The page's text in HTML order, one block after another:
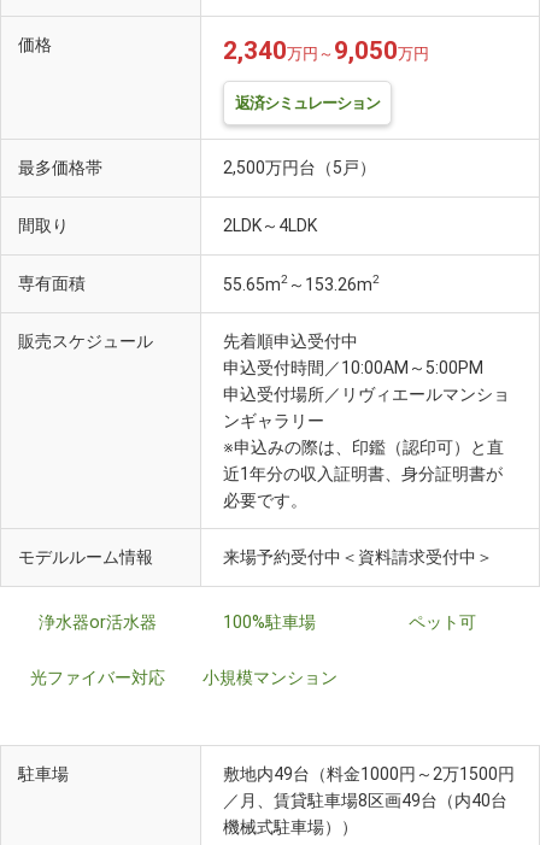
価格 2,340万円～ 9,050万円
返済シミュレーション
最多価格帯 2,500万円台（5戸）
間取り 2LDK～4LDK
専有面積 55.65m2 ～153.26m2
販売スケジュール
先着順申込受付中
申込受付時間／10:00AM～5:00PM
申込受付場所／リヴィエールマンショ
ンギャラリー
※申込みの際は、印鑑（認印可）と直
近1年分の収入証明書、身分証明書が
必要です。
モデルルーム情報 来場予約受付中＜資料請求受付中＞
浄水器or活水器 100%駐車場 ペット可
光ファイバー対応 小規模マンション
駐車場
敷地内49台（料金1000円～2万1500円
／月、賃貸駐車場8区画49台（内40台
機械式駐車場））